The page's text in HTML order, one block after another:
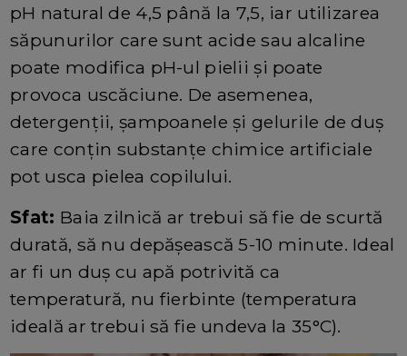
pH natural de 4,5 până la 7,5, iar utilizarea
săpunurilor care sunt acide sau alcaline
poate modifica pH-ul pielii și poate
provoca uscăciune. De asemenea,
detergenții, șampoanele și gelurile de duș
care conțin substanțe chimice artificiale
pot usca pielea copilului.
Sfat: Baia zilnică ar trebui să fie de scurtă
durată, să nu depășească 5-10 minute. Ideal
ar fi un duș cu apă potrivită ca
temperatură, nu fierbinte (temperatura
ideală ar trebui să fie undeva la 35°C).